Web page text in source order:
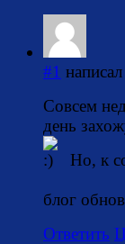
#1 написал
Совсем
день
Но, к
блог
Ответить